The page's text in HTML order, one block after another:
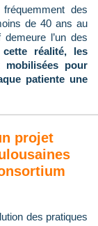
des
de 40 ans au
l’un des
réalité, les
mobilisées pour
patiente une
projet
des pratiques